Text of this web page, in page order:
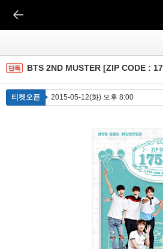
단독 BTS 2ND MUSTER [ZIP CODE :
티켓오픈 2015-05-12(화) 오후 8:00